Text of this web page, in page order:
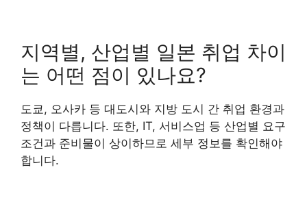
지역별, 산업별 일본 취업 차이
는 어떤 점이 있나요?
도쿄, 오사카 등 대도시와 지방 도시 간 취업 환경과
정책이 다릅니다. 또한, IT, 서비스업 등 산업별 요구
조건과 준비물이 상이하므로 세부 정보를 확인해야
합니다.